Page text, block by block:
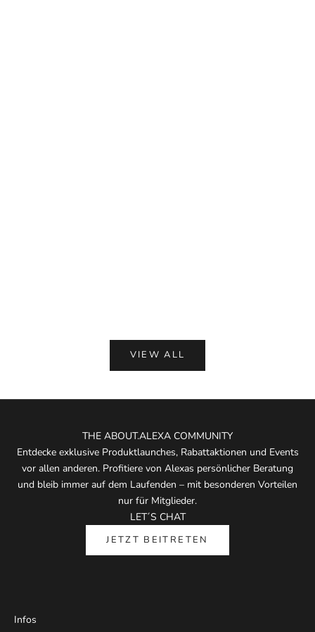
VIEW ALL
THE ABOUT.ALEXA COMMUNITY
Entdecke exklusive Produktlaunches, Rabattaktionen und Events
vor allen anderen. Profitiere von Alexas persönlicher Beratung
und bleib immer auf dem Laufenden – mit besonderen Vorteilen
nur für Mitglieder.
LET´S CHAT
JETZT BEITRETEN
Infos